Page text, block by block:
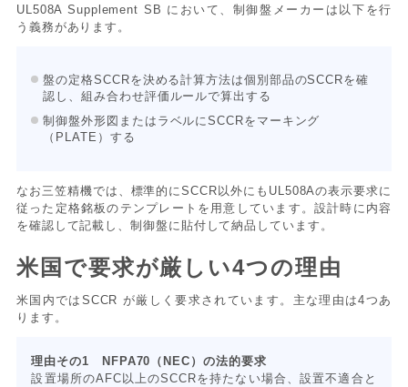
UL508A Supplement SB において、制御盤メーカーは以下を行
う義務があります。
盤の定格SCCRを決める計算方法は個別部品のSCCRを確
認し、組み合わせ評価ルールで算出する
制御盤外形図またはラベルにSCCRをマーキング
（PLATE）する
なお三笠精機では、標準的にSCCR以外にもUL508Aの表示要求に
従った定格銘板のテンプレートを用意しています。設計時に内容
を確認して記載し、制御盤に貼付して納品しています。
米国で要求が厳しい4つの理由
米国内ではSCCR が厳しく要求されています。主な理由は4つあ
ります。
理由その1 NFPA70（NEC）の法的要求
設置場所のAFC以上のSCCRを持たない場合、設置不適合と